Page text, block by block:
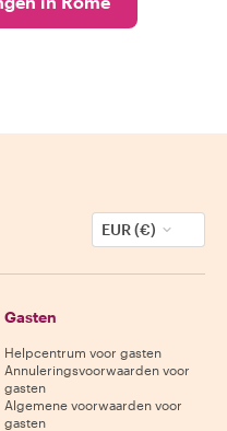
EUR (€)
Gasten
Helpcentrum voor gasten
Annuleringsvoorwaarden voor
gasten
Algemene voorwaarden voor
gasten